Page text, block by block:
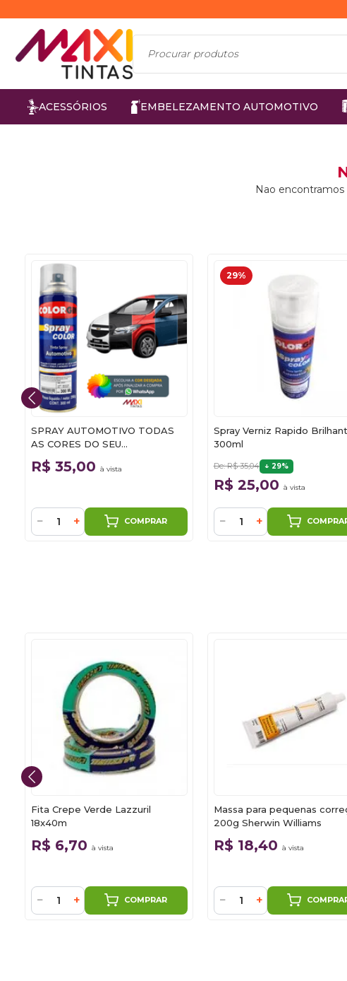
ACESSÓRIOS EMBELEZAMENTO AUTOMOTIVO
Nao
SPRAY AUTOMOTIVO TODAS
AS CORES DO SEU
CARRO/MOTO 300ML
R$ 35,00 à vista
− + COMPRAR
29%
Spray Verniz Rapido
300ml
De: R$ 35,04 29%
R$ 25,00 à vista
− +
Fita Crepe Verde Lazzuril
18x40m
R$ 6,70 à vista
− + COMPRAR
Massa para pequenas
200g Sherwin Williams
R$ 18,40 à vista
− +